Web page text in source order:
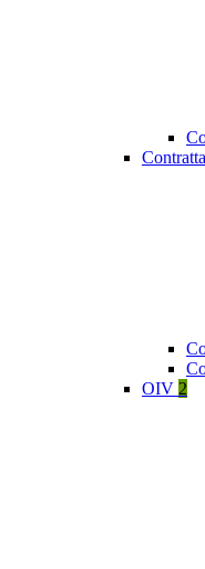
OIV 2